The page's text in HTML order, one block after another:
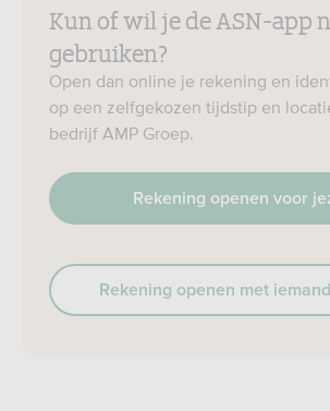
Kun of wil je de ASN-app
gebruiken?
Open dan online je rekening en
op een zelfgekozen tijdstip en
bedrijf AMP Groep.
Rekening openen voor
Rekening openen met